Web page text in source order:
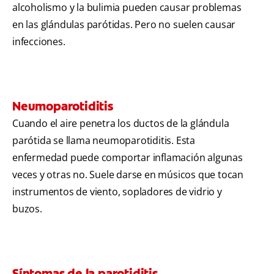
alcoholismo y la bulimia pueden causar problemas
en las glándulas parótidas. Pero no suelen causar
infecciones.
Neumoparotiditis
Cuando el aire penetra los ductos de la glándula
parótida se llama neumoparotiditis. Esta
enfermedad puede comportar inflamación algunas
veces y otras no. Suele darse en músicos que tocan
instrumentos de viento, sopladores de vidrio y
buzos.